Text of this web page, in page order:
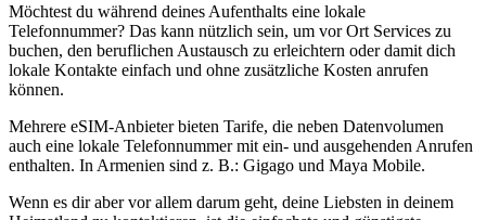
Möchtest du während deines Aufenthalts eine lokale
Telefonnummer? Das kann nützlich sein, um vor Ort Services zu
buchen, den beruflichen Austausch zu erleichtern oder damit dich
lokale Kontakte einfach und ohne zusätzliche Kosten anrufen
können.
Mehrere eSIM-Anbieter bieten Tarife, die neben Datenvolumen
auch eine lokale Telefonnummer mit ein- und ausgehenden Anrufen
enthalten. In Armenien sind z. B.: Gigago und Maya Mobile.
Wenn es dir aber vor allem darum geht, deine Liebsten in deinem